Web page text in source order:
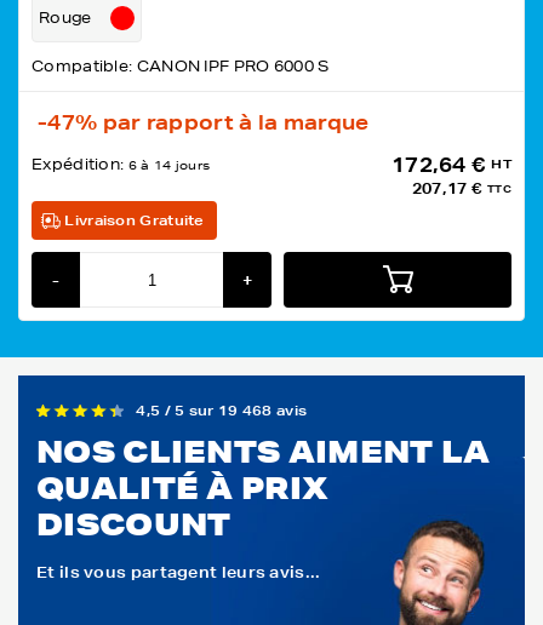
Rouge
Compatible: CANON IPF PRO 6000 S
-47% par rapport à la marque
Expédition: 6 à 14 jours 172,64 € HT
207,17 € TTC
Livraison Gratuite
- +
4,5 / 5 sur 19 468 avis
NOS CLIENTS AIMENT LA
QUALITÉ À PRIX
DISCOUNT
Et ils vous partagent leurs avis...